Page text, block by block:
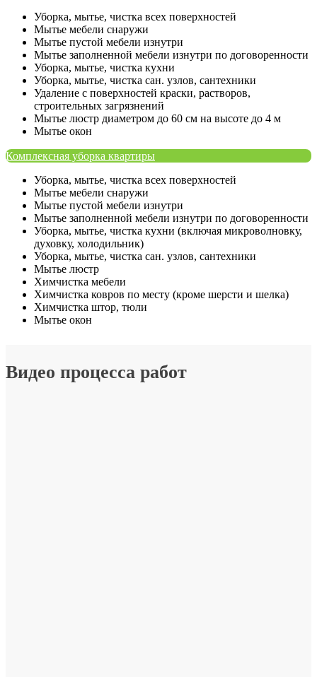
Уборка, мытье, чистка всех поверхностей
Мытье мебели снаружи
Мытье пустой мебели изнутри
Мытье заполненной мебели изнутри по договоренности
Уборка, мытье, чистка кухни
Уборка, мытье, чистка сан. узлов, сантехники
Удаление с поверхностей краски, растворов,
строительных загрязнений
Мытье люстр диаметром до 60 см на высоте до 4 м
Мытье окон
Комплексная уборка квартиры
Уборка, мытье, чистка всех поверхностей
Мытье мебели снаружи
Мытье пустой мебели изнутри
Мытье заполненной мебели изнутри по договоренности
Уборка, мытье, чистка кухни (включая микроволновку,
духовку, холодильник)
Уборка, мытье, чистка сан. узлов, сантехники
Мытье люстр
Химчистка мебели
Химчистка ковров по месту (кроме шерсти и шелка)
Химчистка штор, тюли
Мытье окон
Видео процесса работ